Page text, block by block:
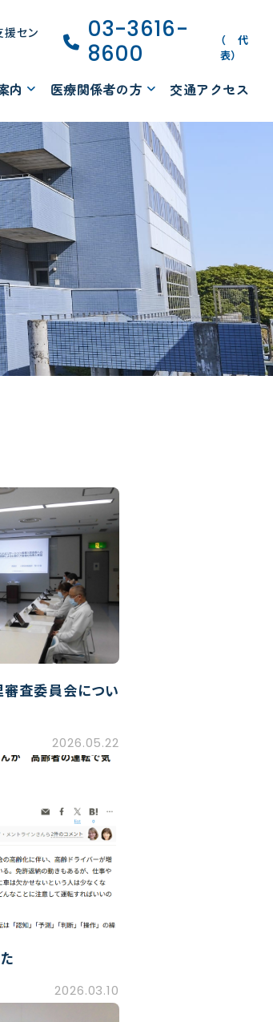
援セン
03-3616-
8600
（代
表）
内 医療関係者の方 交通アクセス
査委員会につい
2026.05.22
2026.03.10